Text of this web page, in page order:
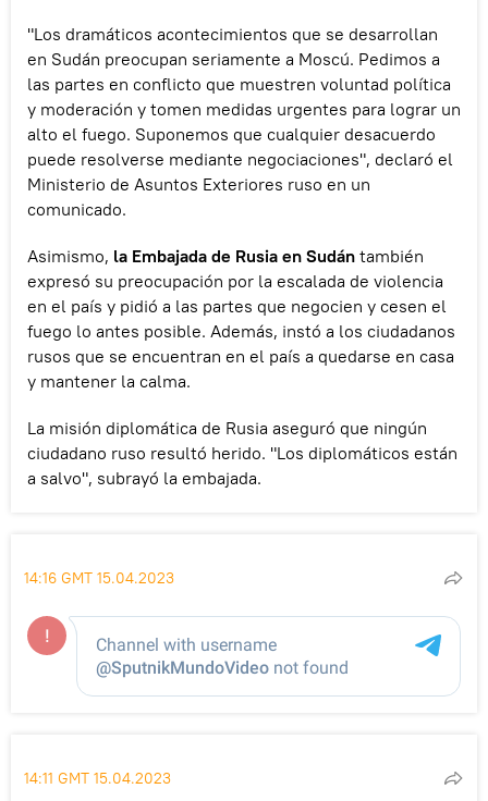
"Los dramáticos acontecimientos que se desarrollan
en Sudán preocupan seriamente a Moscú. Pedimos a
las partes en conflicto que muestren voluntad política
y moderación y tomen medidas urgentes para lograr un
alto el fuego. Suponemos que cualquier desacuerdo
puede resolverse mediante negociaciones", declaró el
Ministerio de Asuntos Exteriores ruso en un
comunicado.
Asimismo, la Embajada de Rusia en Sudán también
expresó su preocupación por la escalada de violencia
en el país y pidió a las partes que negocien y cesen el
fuego lo antes posible. Además, instó a los ciudadanos
rusos que se encuentran en el país a quedarse en casa
y mantener la calma.
La misión diplomática de Rusia aseguró que ningún
ciudadano ruso resultó herido. "Los diplomáticos están
a salvo", subrayó la embajada.
14:16 GMT 15.04.2023
14:11 GMT 15.04.2023